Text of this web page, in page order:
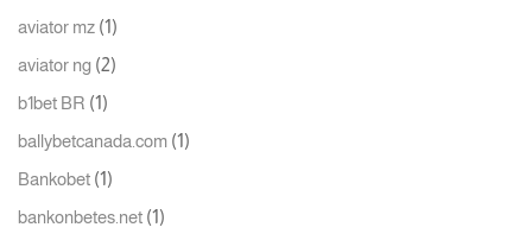
aviator mz (1)
aviator ng (2)
b1bet BR (1)
ballybetcanada.com (1)
Bankobet (1)
bankonbetes.net (1)